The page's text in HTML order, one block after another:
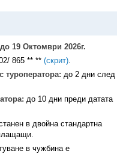
19 Октомври 2026г.
865 ** ** (скрит).
туроператора: до 2 дни след
до 10 дни преди датата
в двойна стандартна
в чужбина е